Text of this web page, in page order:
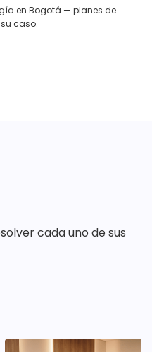
en Bogotá — planes de
caso.
cada uno de sus